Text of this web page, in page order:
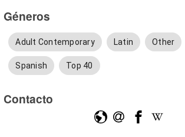
Géneros
Adult Contemporary Latin Other
Spanish Top 40
Contacto